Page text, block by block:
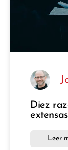
Diez
Leer